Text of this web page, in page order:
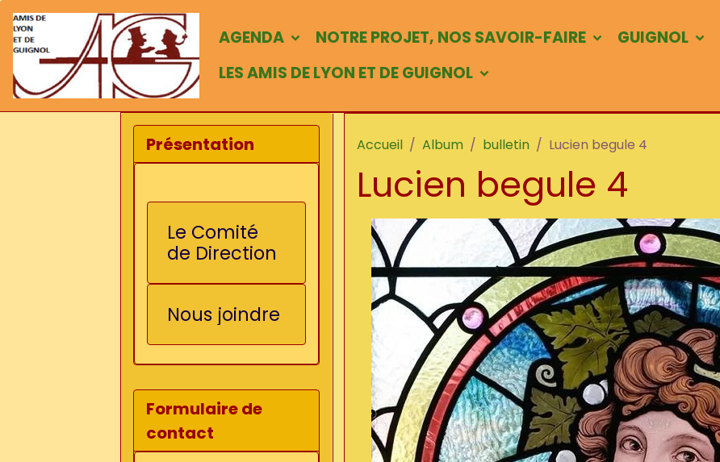
AGENDA NOTRE PROJET, NOS SAVOIR-FAIRE GUIGNOL
LES AMIS DE LYON ET DE GUIGNOL
Accueil Album bulletin Lucien begule 4
Lucien begule 4
Présentation
Le Comité
de Direction
Nous joindre
Formulaire de
contact